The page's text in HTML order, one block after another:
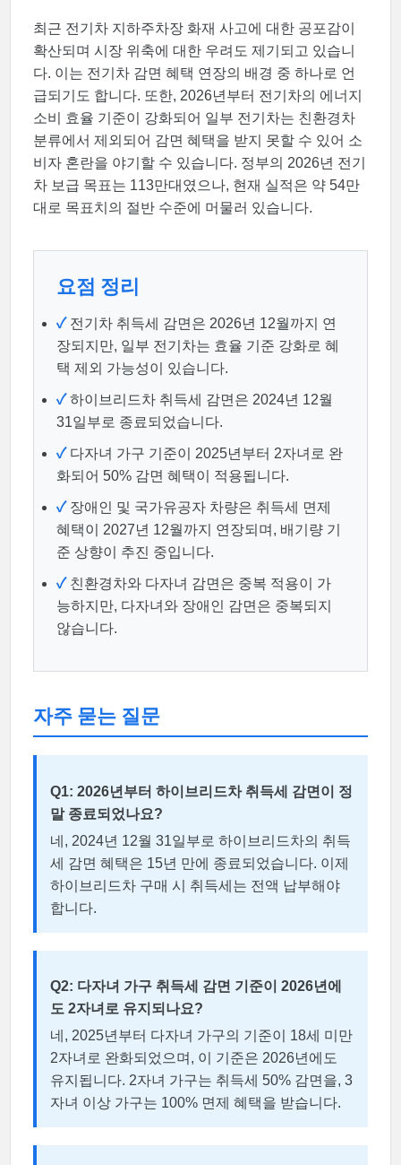
최근 전기차 지하주차장 화재 사고에 대한 공포감이
확산되며 시장 위축에 대한 우려도 제기되고 있습니
다. 이는 전기차 감면 혜택 연장의 배경 중 하나로 언
급되기도 합니다. 또한, 2026년부터 전기차의 에너지
소비 효율 기준이 강화되어 일부 전기차는 친환경차
분류에서 제외되어 감면 혜택을 받지 못할 수 있어 소
비자 혼란을 야기할 수 있습니다. 정부의 2026년 전기
차 보급 목표는 113만대였으나, 현재 실적은 약 54만
대로 목표치의 절반 수준에 머물러 있습니다.
요점 정리
✓전기차 취득세 감면은 2026년 12월까지 연
장되지만, 일부 전기차는 효율 기준 강화로 혜
택 제외 가능성이 있습니다.
✓하이브리드차 취득세 감면은 2024년 12월
31일부로 종료되었습니다.
✓다자녀 가구 기준이 2025년부터 2자녀로 완
화되어 50% 감면 혜택이 적용됩니다.
✓장애인 및 국가유공자 차량은 취득세 면제
혜택이 2027년 12월까지 연장되며, 배기량 기
준 상향이 추진 중입니다.
✓친환경차와 다자녀 감면은 중복 적용이 가
능하지만, 다자녀와 장애인 감면은 중복되지
않습니다.
자주 묻는 질문
Q1: 2026년부터 하이브리드차 취득세 감면이 정
말 종료되었나요?
네, 2024년 12월 31일부로 하이브리드차의 취득
세 감면 혜택은 15년 만에 종료되었습니다. 이제
하이브리드차 구매 시 취득세는 전액 납부해야
합니다.
Q2: 다자녀 가구 취득세 감면 기준이 2026년에
도 2자녀로 유지되나요?
네, 2025년부터 다자녀 가구의 기준이 18세 미만
2자녀로 완화되었으며, 이 기준은 2026년에도
유지됩니다. 2자녀 가구는 취득세 50% 감면을, 3
자녀 이상 가구는 100% 면제 혜택을 받습니다.